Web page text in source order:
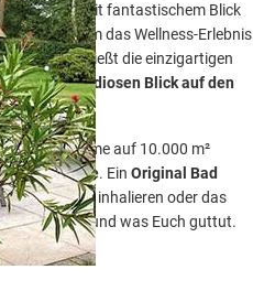
mit fantastischem Blick
Ort, um das Wellness-Erlebnis
lassen. Genießt die einzigartigen
dengrandiosen Blick auf den
in der Therme auf 10.000 m²
. Ein Original Bad
derSalzOaseinhalieren oder das
Ihr wollt und was Euch guttut.